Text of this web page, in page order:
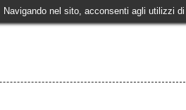
nel sito, acconsenti agli utilizzi